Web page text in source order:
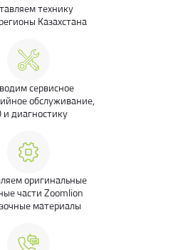
технику
Казахстана
сервисное
обслуживание,
и диагностику
оригинальные
части Zoomlion
материалы